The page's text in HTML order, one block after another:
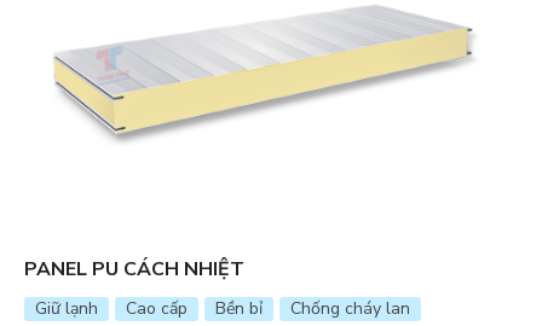
PANEL PU CÁCH NHIỆT
Giữ lạnh Cao cấp Bền bỉ
Chống cháy lan